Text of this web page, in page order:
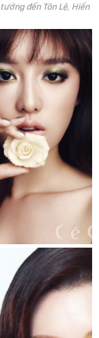
đến Tôn Lệ, Hiền